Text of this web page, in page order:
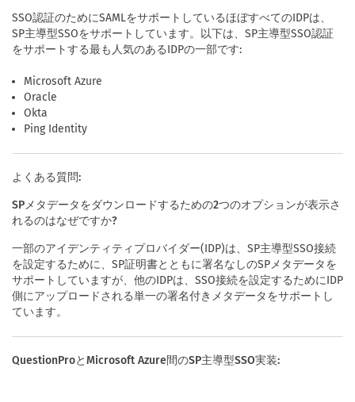
SSO認証のためにSAMLをサポートしているほぼすべてのIDPは、
SP主導型SSOをサポートしています。以下は、SP主導型SSO認証
をサポートする最も人気のあるIDPの一部です:
Microsoft Azure
Oracle
Okta
Ping Identity
よくある質問:
SPメタデータをダウンロードするための2つのオプションが表示さ
れるのはなぜですか?
一部のアイデンティティプロバイダー(IDP)は、SP主導型SSO接続
を設定するために、SP証明書とともに署名なしのSPメタデータを
サポートしていますが、他のIDPは、SSO接続を設定するためにIDP
側にアップロードされる単一の署名付きメタデータをサポートし
ています。
QuestionProとMicrosoft Azure間のSP主導型SSO実装: